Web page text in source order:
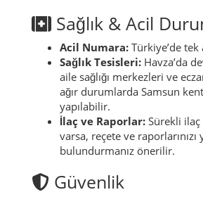
Sağlık & Acil
Acil Numara: Türkiye’de tek
Sağlık Tesisleri: Havza’da
aile sağlığı merkezleri ve
ağır durumlarda Samsun
yapılabilir.
İlaç ve Raporlar: Sürekli ilaç
varsa, reçete ve raporlarınızı
bulundurmanız önerilir.
Güvenlik